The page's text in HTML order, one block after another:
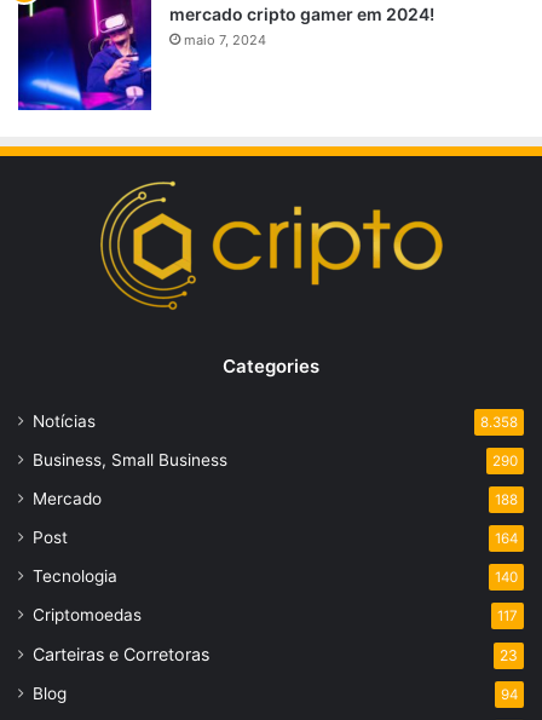
mercado cripto gamer em 2024!
maio 7, 2024
Categories
Notícias 8.358
Business, Small Business 290
Mercado 188
Post 164
Tecnologia 140
Criptomoedas 117
Carteiras e Corretoras 23
Blog 94